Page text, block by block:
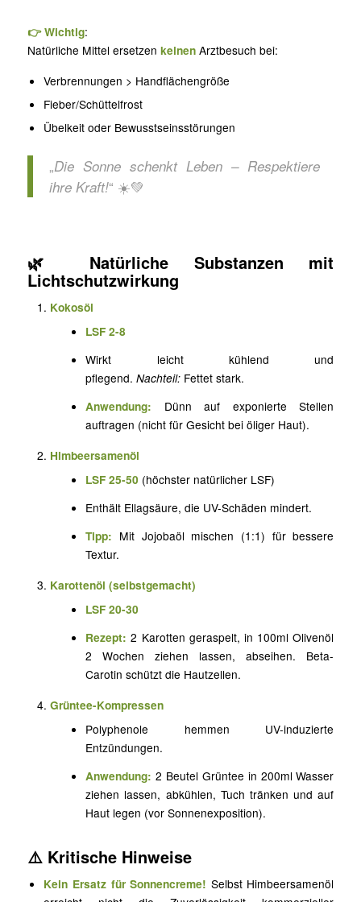
👉 Wichtig:
Natürliche Mittel ersetzen keinenArztbesuch bei:
Verbrennungen > Handflächengröße
Fieber/Schüttelfrost
Übelkeit oder Bewusstseinsstörungen
„Die Sonne schenkt Leben – Respektiere
ihre Kraft!“ ☀️💚
🌿 Natürliche Substanzen mit
Lichtschutzwirkung
Kokosöl
LSF 2-8
Wirkt leicht kühlend und
pflegend.Nachteil: Fettet stark.
Anwendung: Dünn auf exponierte Stellen
auftragen (nicht für Gesicht bei öliger Haut).
Himbeersamenöl
LSF 25-50 (höchster natürlicher LSF)
Enthält Ellagsäure, die UV-Schäden mindert.
Tipp: Mit Jojobaöl mischen (1:1) für bessere
Textur.
Karottenöl (selbstgemacht)
LSF 20-30
Rezept: 2 Karotten geraspelt, in 100ml Olivenöl
2 Wochen ziehen lassen, abseihen. Beta-
Carotin schützt die Hautzellen.
Grüntee-Kompressen
Polyphenole hemmen UV-induzierte
Entzündungen.
Anwendung: 2 Beutel Grüntee in 200ml Wasser
ziehen lassen, abkühlen, Tuch tränken und auf
Haut legen (vor Sonnenexposition).
⚠️ Kritische Hinweise
Kein Ersatz für Sonnencreme! Selbst Himbeersamenöl